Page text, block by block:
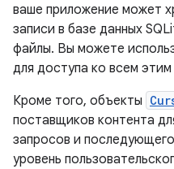
ваше приложение может
записи в базе данных
файлы. Вы можете
для доступа ко всем
Кроме того, объекты
поставщиков контента
запросов и
уровень